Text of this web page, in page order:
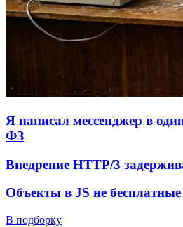
Я написал мессенджер в
ФЗ
Внедрение HTTP/3
Объекты в JS не бесплатные
В подборку